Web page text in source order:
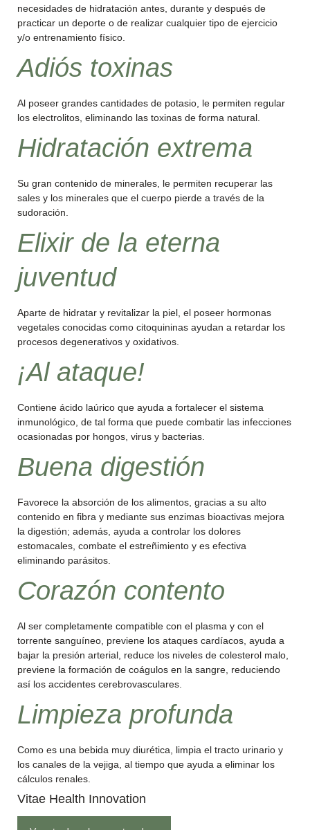
necesidades de hidratación antes, durante y después de
practicar un deporte o de realizar cualquier tipo de ejercicio
y/o entrenamiento físico.
Adiós toxinas
Al poseer grandes cantidades de potasio, le permiten regular
los electrolitos, eliminando las toxinas de forma natural.
Hidratación extrema
Su gran contenido de minerales, le permiten recuperar las
sales y los minerales que el cuerpo pierde a través de la
sudoración.
Elixir de la eterna
juventud
Aparte de hidratar y revitalizar la piel, el poseer hormonas
vegetales conocidas como citoquininas ayudan a retardar los
procesos degenerativos y oxidativos.
¡Al ataque!
Contiene ácido laúrico que ayuda a fortalecer el sistema
inmunológico, de tal forma que puede combatir las infecciones
ocasionadas por hongos, virus y bacterias.
Buena digestión
Favorece la absorción de los alimentos, gracias a su alto
contenido en fibra y mediante sus enzimas bioactivas mejora
la digestión; además, ayuda a controlar los dolores
estomacales, combate el estreñimiento y es efectiva
eliminando parásitos.
Corazón contento
Al ser completamente compatible con el plasma y con el
torrente sanguíneo, previene los ataques cardíacos, ayuda a
bajar la presión arterial, reduce los niveles de colesterol malo,
previene la formación de coágulos en la sangre, reduciendo
así los accidentes cerebrovasculares.
Limpieza profunda
Como es una bebida muy diurética, limpia el tracto urinario y
los canales de la vejiga, al tiempo que ayuda a eliminar los
cálculos renales.
Vitae Health Innovation